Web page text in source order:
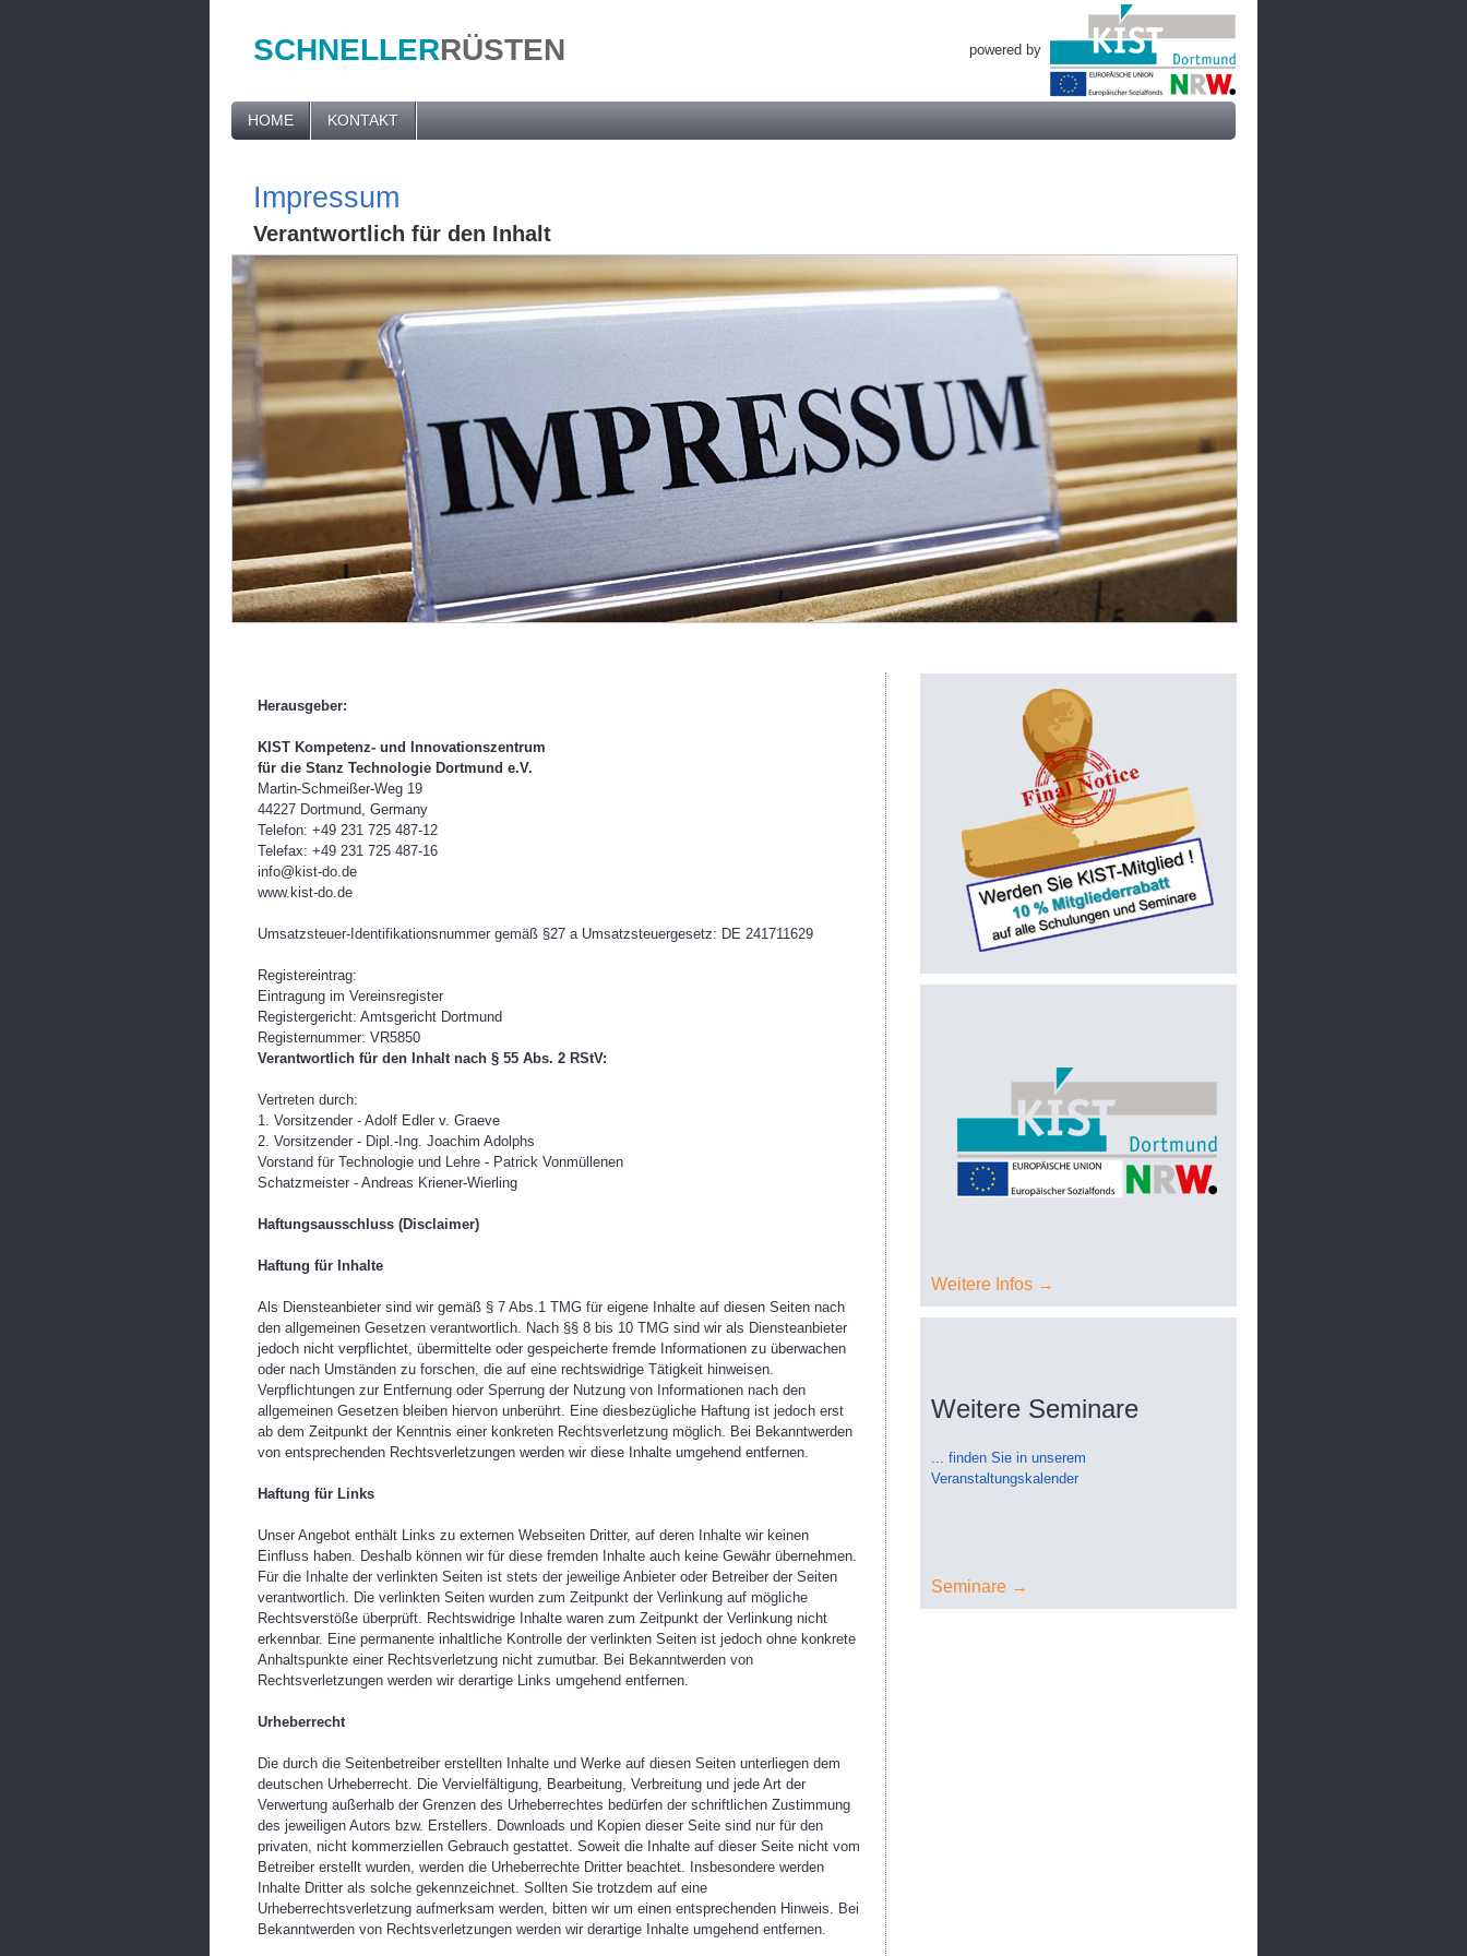
SCHNELLERRÜSTEN powered by
HOME KONTAKT
Impressum
Verantwortlich für den Inhalt
Herausgeber:
KIST Kompetenz- und Innovationszentrum
für die Stanz Technologie Dortmund e.V.
Martin-Schmeißer-Weg 19
44227 Dortmund, Germany
Telefon: +49 231 725 487-12
Telefax: +49 231 725 487-16
info@kist-do.de
www.kist-do.de
Umsatzsteuer-Identifikationsnummer gemäß §27 a Umsatzsteuergesetz: DE 241711629
Registereintrag:
Eintragung im Vereinsregister
Registergericht: Amtsgericht Dortmund
Registernummer: VR5850
Verantwortlich für den Inhalt nach § 55 Abs. 2 RStV:
Vertreten durch:
1. Vorsitzender - Adolf Edler v. Graeve
2. Vorsitzender - Dipl.-Ing. Joachim Adolphs
Vorstand für Technologie und Lehre - Patrick Vonmüllenen
Schatzmeister - Andreas Kriener-Wierling
Haftungsausschluss (Disclaimer)
Haftung für Inhalte
Als Diensteanbieter sind wir gemäß § 7 Abs.1 TMG für eigene Inhalte auf diesen Seiten nach
den allgemeinen Gesetzen verantwortlich. Nach §§ 8 bis 10 TMG sind wir als Diensteanbieter
jedoch nicht verpflichtet, übermittelte oder gespeicherte fremde Informationen zu überwachen
oder nach Umständen zu forschen, die auf eine rechtswidrige Tätigkeit hinweisen.
Verpflichtungen zur Entfernung oder Sperrung der Nutzung von Informationen nach den
allgemeinen Gesetzen bleiben hiervon unberührt. Eine diesbezügliche Haftung ist jedoch erst
ab dem Zeitpunkt der Kenntnis einer konkreten Rechtsverletzung möglich. Bei Bekanntwerden
von entsprechenden Rechtsverletzungen werden wir diese Inhalte umgehend entfernen.
Haftung für Links
Unser Angebot enthält Links zu externen Webseiten Dritter, auf deren Inhalte wir keinen
Einfluss haben. Deshalb können wir für diese fremden Inhalte auch keine Gewähr übernehmen.
Für die Inhalte der verlinkten Seiten ist stets der jeweilige Anbieter oder Betreiber der Seiten
verantwortlich. Die verlinkten Seiten wurden zum Zeitpunkt der Verlinkung auf mögliche
Rechtsverstöße überprüft. Rechtswidrige Inhalte waren zum Zeitpunkt der Verlinkung nicht
erkennbar. Eine permanente inhaltliche Kontrolle der verlinkten Seiten ist jedoch ohne konkrete
Anhaltspunkte einer Rechtsverletzung nicht zumutbar. Bei Bekanntwerden von
Rechtsverletzungen werden wir derartige Links umgehend entfernen.
Urheberrecht
Die durch die Seitenbetreiber erstellten Inhalte und Werke auf diesen Seiten unterliegen dem
deutschen Urheberrecht. Die Vervielfältigung, Bearbeitung, Verbreitung und jede Art der
Verwertung außerhalb der Grenzen des Urheberrechtes bedürfen der schriftlichen Zustimmung
des jeweiligen Autors bzw. Erstellers. Downloads und Kopien dieser Seite sind nur für den
privaten, nicht kommerziellen Gebrauch gestattet. Soweit die Inhalte auf dieser Seite nicht vom
Betreiber erstellt wurden, werden die Urheberrechte Dritter beachtet. Insbesondere werden
Inhalte Dritter als solche gekennzeichnet. Sollten Sie trotzdem auf eine
Urheberrechtsverletzung aufmerksam werden, bitten wir um einen entsprechenden Hinweis. Bei
Bekanntwerden von Rechtsverletzungen werden wir derartige Inhalte umgehend entfernen.
Weitere Infos →
Weitere Seminare
... finden Sie in unserem
Veranstaltungskalender
Seminare →